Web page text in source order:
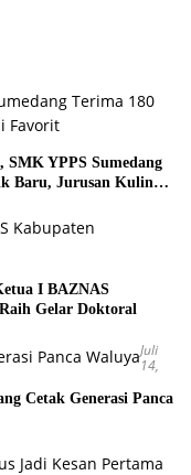
YPPS Sumedang
Baru, Jurusan Kuliner
I BAZNAS
Gelar Doktoral
Juli
14,
Cetak Generasi Panca